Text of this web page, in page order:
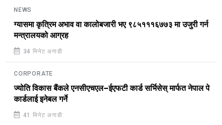
NEWS
ग्यासमा कृत्रिम अभाव वा कालोबजारी भए ९८५१११६७७३ मा उजुरी गर्न
मन्त्रालयको आग्रह
34 मिनेट अगाडी
CORPORATE
ज्योति विकास बैंकले एनसीएचएल–ईएफटी कार्ड सर्भिसेस् मार्फत नेपाल पे
कार्डलाई इनेबल गर्ने
41 मिनेट अगाडी